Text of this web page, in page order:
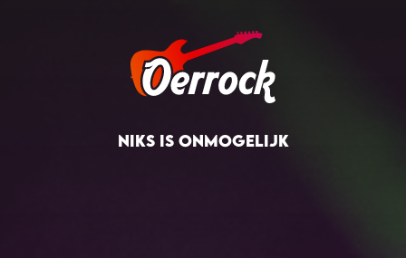
NIKS IS ONMOGELIJK